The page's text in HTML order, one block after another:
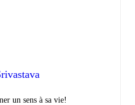
un sens à sa vie!